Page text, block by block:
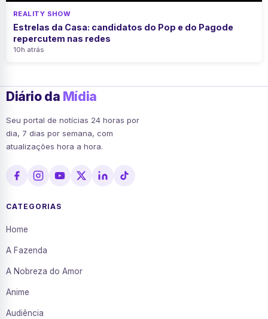
REALITY SHOW
Estrelas da Casa: candidatos do Pop e do Pagode
repercutem nas redes
10h atrás
Diário da Mídia
Seu portal de notícias 24 horas por
dia, 7 dias por semana, com
atualizações hora a hora.
CATEGORIAS
Home
A Fazenda
A Nobreza do Amor
Anime
Audiência